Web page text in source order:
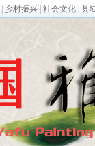
乡村振兴 社会文化 县